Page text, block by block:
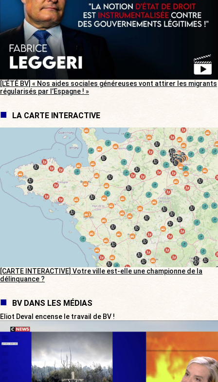
[L’ÉTÉ BV] « Nos aides sociales généreuses vont attirer les migrants
régularisés par l’Espagne ! »
LA CARTE INTERACTIVE
[CARTE INTERACTIVE] Votre ville est-elle une championne de la
délinquance ?
BV DANS LES MÉDIAS
Eliot Deval encense le travail de BV !